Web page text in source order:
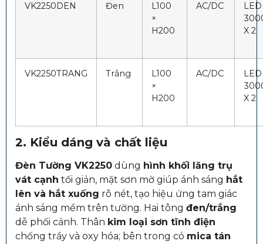
VK2250DEN Đen
L100
×
H200
AC/DC
LED
X 2
VK2250TRANG Trắng
L100
×
H200
AC/DC
LED
X 2
2. Kiểu dáng và chất liệu
Đèn Tường VK2250 dùng hình khối lăng trụ
vát cạnh tối giản, mặt sơn mờ giúp ánh sáng hắt
lên và hắt xuống rõ nét, tạo hiệu ứng tam giác
ánh sáng mềm trên tường. Hai tông đen/trắng
dễ phối cảnh. Thân kim loại sơn tĩnh điện
chống trầy và oxy hóa; bên trong có mica tán